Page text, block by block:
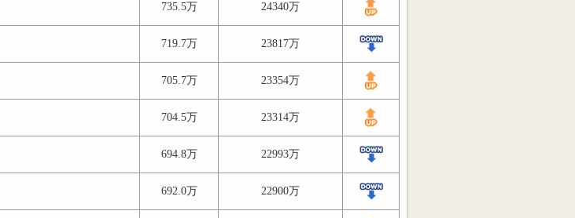
735.5万 24340万
719.7万 23817万
705.7万 23354万
704.5万 23314万
694.8万 22993万
692.0万 22900万